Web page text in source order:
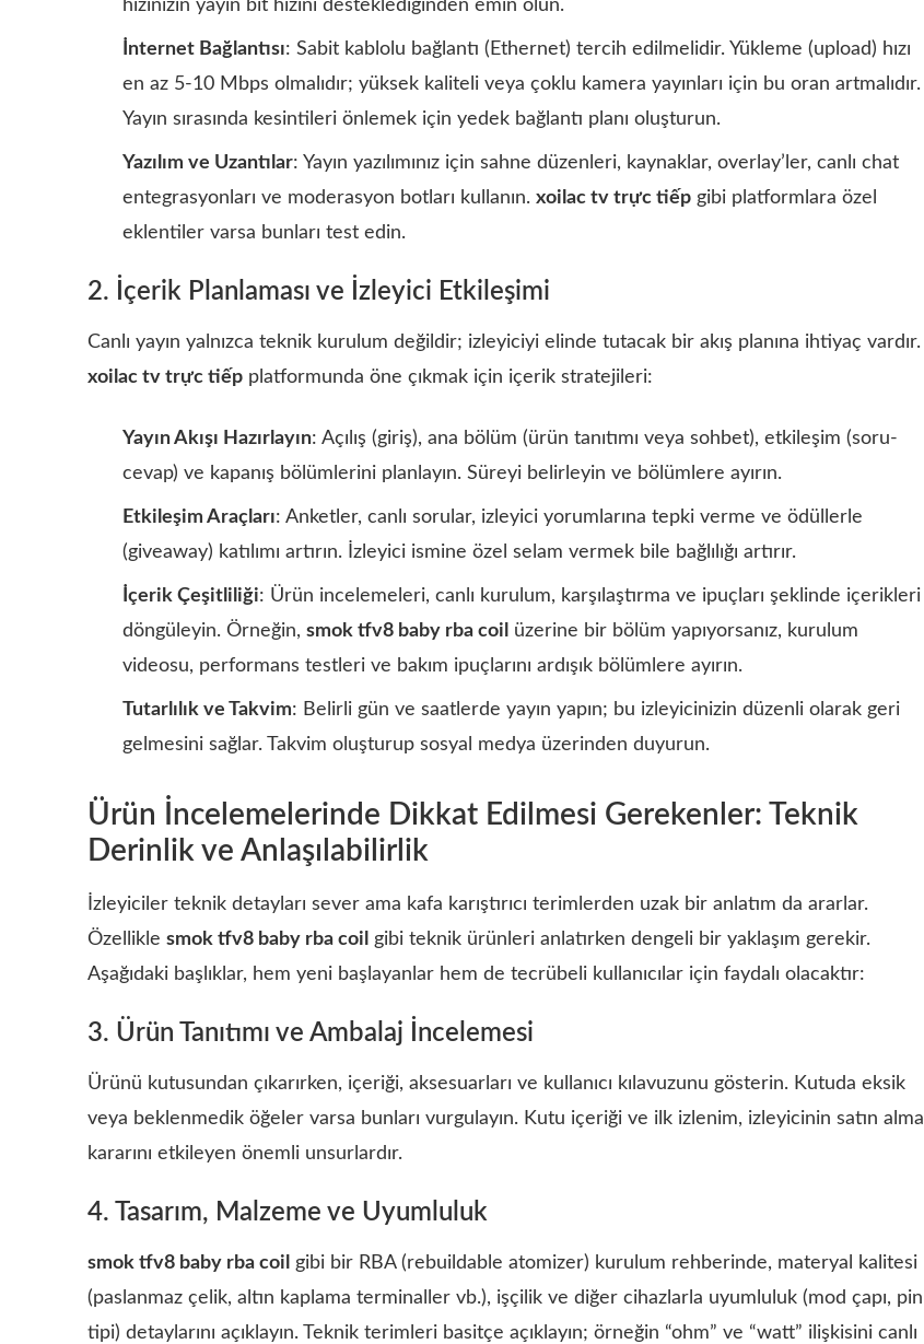
hızınızın yayın bit hızını desteklediğinden emin olun.
İnternet Bağlantısı: Sabit kablolu bağlantı (Ethernet) tercih edilmelidir. Yükleme (upload) hızı
en az 5-10 Mbps olmalıdır; yüksek kaliteli veya çoklu kamera yayınları için bu oran artmalıdır.
Yayın sırasında kesintileri önlemek için yedek bağlantı planı oluşturun.
Yazılım ve Uzantılar: Yayın yazılımınız için sahne düzenleri, kaynaklar, overlay’ler, canlı chat
entegrasyonları ve moderasyon botları kullanın. xoilac tv trực tiếp gibi platformlara özel
eklentiler varsa bunları test edin.
2. İçerik Planlaması ve İzleyici Etkileşimi
Canlı yayın yalnızca teknik kurulum değildir; izleyiciyi elinde tutacak bir akış planına ihtiyaç vardır.
xoilac tv trực tiếp platformunda öne çıkmak için içerik stratejileri:
Yayın Akışı Hazırlayın: Açılış (giriş), ana bölüm (ürün tanıtımı veya sohbet), etkileşim (soru-
cevap) ve kapanış bölümlerini planlayın. Süreyi belirleyin ve bölümlere ayırın.
Etkileşim Araçları: Anketler, canlı sorular, izleyici yorumlarına tepki verme ve ödüllerle
(giveaway) katılımı artırın. İzleyici ismine özel selam vermek bile bağlılığı artırır.
İçerik Çeşitliliği: Ürün incelemeleri, canlı kurulum, karşılaştırma ve ipuçları şeklinde içerikleri
döngüleyin. Örneğin, smok tfv8 baby rba coil
üzerine bir bölüm yapıyorsanız, kurulum
videosu, performans testleri ve bakım ipuçlarını ardışık bölümlere ayırın.
Tutarlılık ve Takvim: Belirli gün ve saatlerde yayın yapın; bu izleyicinizin düzenli olarak geri
gelmesini sağlar. Takvim oluşturup sosyal medya üzerinden duyurun.
Ürün İncelemelerinde Dikkat Edilmesi Gerekenler: Teknik
Derinlik ve Anlaşılabilirlik
İzleyiciler teknik detayları sever ama kafa karıştırıcı terimlerden uzak bir anlatım da ararlar.
Özellikle smok tfv8 baby rba coil
gibi teknik ürünleri anlatırken dengeli bir yaklaşım gerekir.
Aşağıdaki başlıklar, hem yeni başlayanlar hem de tecrübeli kullanıcılar için faydalı olacaktır:
3. Ürün Tanıtımı ve Ambalaj İncelemesi
Ürünü kutusundan çıkarırken, içeriği, aksesuarları ve kullanıcı kılavuzunu gösterin. Kutuda eksik
veya beklenmedik öğeler varsa bunları vurgulayın. Kutu içeriği ve ilk izlenim, izleyicinin satın alma
kararını etkileyen önemli unsurlardır.
4. Tasarım, Malzeme ve Uyumluluk
smok tfv8 baby rba coil
gibi bir RBA (rebuildable atomizer) kurulum rehberinde, materyal kalitesi
(paslanmaz çelik, altın kaplama terminaller vb.), işçilik ve diğer cihazlarla uyumluluk (mod çapı, pin
tipi) detaylarını açıklayın. Teknik terimleri basitçe açıklayın; örneğin “ohm” ve “watt” ilişkisini canlı